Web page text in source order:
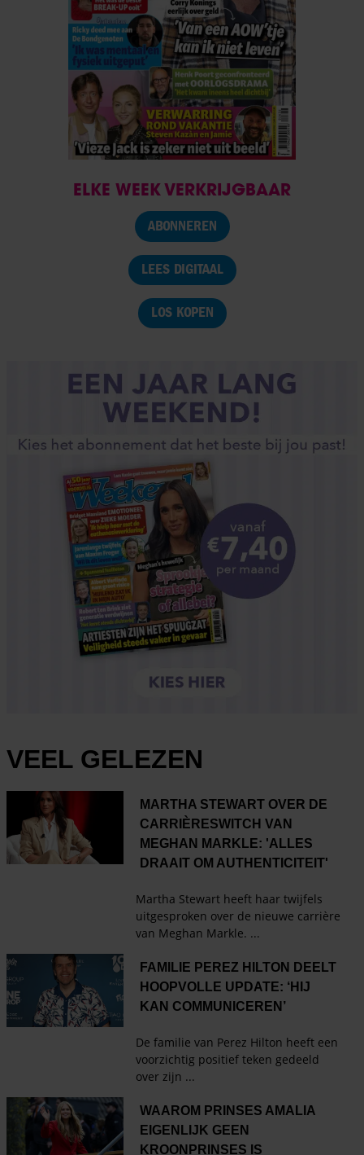
ELKE WEEK VERKRIJGBAAR
ABONNEREN
LEES DIGITAAL
LOS KOPEN